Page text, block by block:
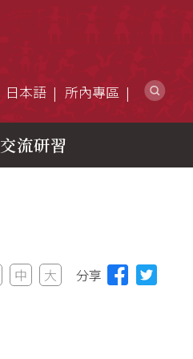
日本語 所內專區
交流研習
中 大 分享